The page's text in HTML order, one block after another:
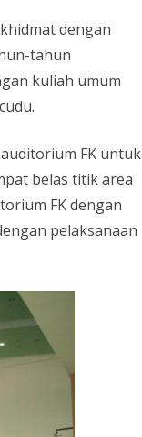
dengan
tahun
kuliah umum
FK untuk
belas titik area
FK dengan
pelaksanaan